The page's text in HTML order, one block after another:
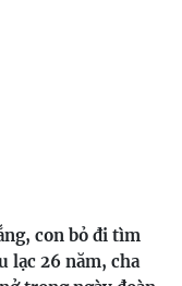
con bỏ đi tìm
lạc 26 năm, cha